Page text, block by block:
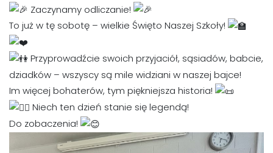
Zaczynamy odliczanie!
To już w tę sobotę – wielkie Święto Naszej Szkoły!
Przyprowadźcie swoich przyjaciół, sąsiadów, babcie,
dziadków – wszyscy są mile widziani w naszej bajce!
Im więcej bohaterów, tym piękniejsza historia!
Niech ten dzień stanie się legendą!
Do zobaczenia!